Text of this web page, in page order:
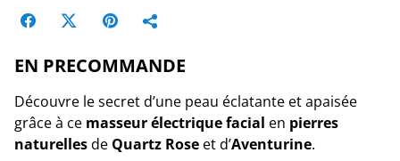
EN PRECOMMANDE
Découvre le secret d’une peau éclatante et apaisée
grâce à ce masseur électrique facial en pierres
naturellesde Quartz Rose et d’Aventurine.